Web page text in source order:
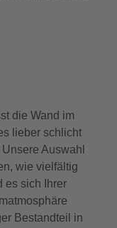
die Wand im
lieber schlicht
Auswahl
wie vielfältig
es sich Ihrer
Bestandteil in